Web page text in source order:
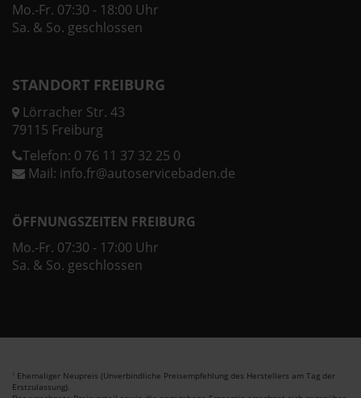
Mo.-Fr. 07:30 - 18:00 Uhr
Sa. & So. geschlossen
STANDORT FREIBURG
Lörracher Str. 43
79115 Freiburg
Telefon: 0 76 11 37 32 25 0
Mail: info.fr@autoservicebaden.de
ÖFFNUNGSZEITEN FREIBURG
Mo.-Fr. 07:30 - 17:00 Uhr
Sa. & So. geschlossen
1 Ehemaliger Neupreis (Unverbindliche Preisempfehlung des Herstellers am Tag der
Erstzulassung).